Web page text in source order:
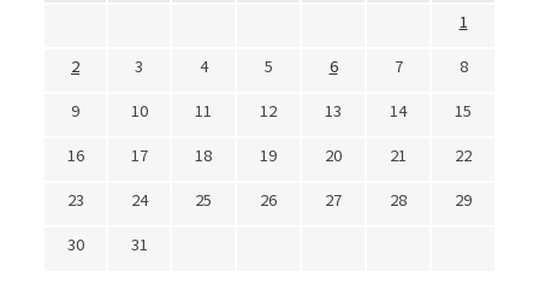
1
2
3 4 5 6 7
8
9
10 11 12 13 14
15
16
17 18 19 20 21
22
23
24 25 26 27 28
29
30
31